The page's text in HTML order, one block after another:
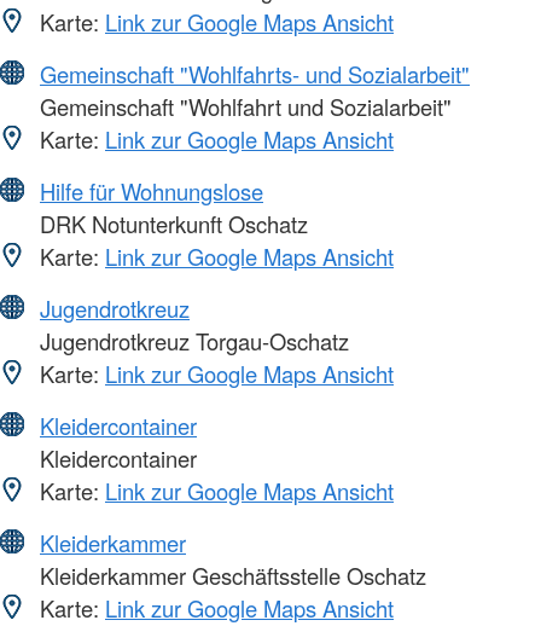
Karte: Link zur Google Maps Ansicht
Gemeinschaft "Wohlfahrts- und Sozialarbeit"
Gemeinschaft "Wohlfahrt und Sozialarbeit"
Karte: Link zur Google Maps Ansicht
Hilfe für Wohnungslose
DRK Notunterkunft Oschatz
Karte: Link zur Google Maps Ansicht
Jugendrotkreuz
Jugendrotkreuz Torgau-Oschatz
Karte: Link zur Google Maps Ansicht
Kleidercontainer
Kleidercontainer
Karte: Link zur Google Maps Ansicht
Kleiderkammer
Kleiderkammer Geschäftsstelle Oschatz
Karte: Link zur Google Maps Ansicht